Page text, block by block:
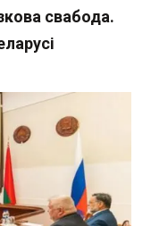
свабода.